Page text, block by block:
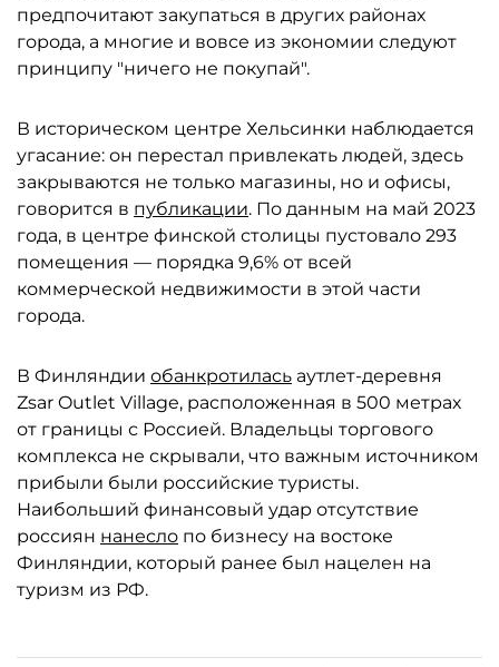
предпочитают закупаться в других районах
города, а многие и вовсе из экономии следуют
принципу "ничего не покупай".
В историческом центре Хельсинки наблюдается
угасание: он перестал привлекать людей, здесь
закрываются не только магазины, но и офисы,
говорится в публикации. По данным на май 2023
года, в центре финской столицы пустовало 293
помещения — порядка 9,6% от всей
коммерческой недвижимости в этой части
города.
В Финляндии обанкротилась аутлет-деревня
Zsar Outlet Village, расположенная в 500 метрах
от границы с Россией. Владельцы торгового
комплекса не скрывали, что важным источником
прибыли были российские туристы.
Наибольший финансовый удар отсутствие
россиян нанесло по бизнесу на востоке
Финляндии, который ранее был нацелен на
туризм из РФ.